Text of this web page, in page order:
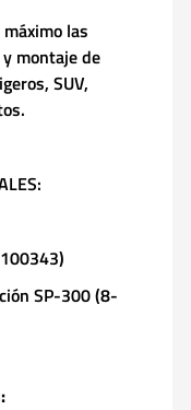
las
montaje de
SUV,
SP-300 (8-